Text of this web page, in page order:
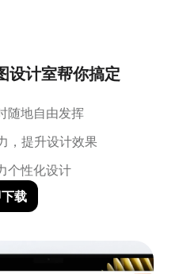
设计室帮你搞定
随地自由发挥
，提升设计效果
个性化设计
载